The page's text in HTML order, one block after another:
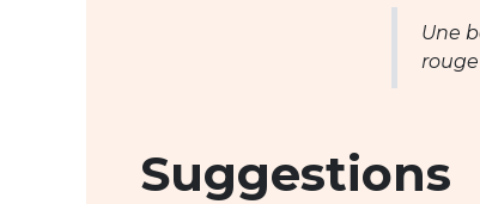
Une
Suggestions